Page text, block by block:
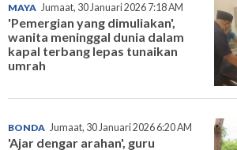
MAYA Jumaat, 30 Januari 2026 7:18 AM
'Pemergian yang dimuliakan',
wanita meninggal dunia dalam
kapal terbang lepas tunaikan
umrah
BONDA Jumaat, 30 Januari 2026 6:20 AM
'Ajar dengar arahan', guru